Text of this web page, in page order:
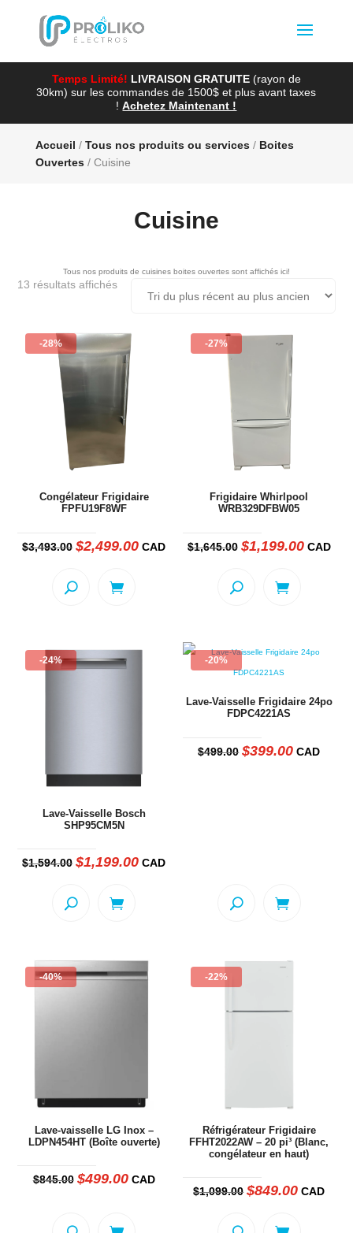
Temps Limité! LIVRAISON GRATUITE (rayon de
30km) sur les commandes de 1500$ et plus avant taxes
!Achetez Maintenant !
Accueil / Tous nos produits ou services/ Boites
Ouvertes/ Cuisine
Cuisine
Tous nos produits de cuisines boites ouvertes sont affichés ici!
13 résultats affichésTrié
au
plus
ancien
-28%
Congélateur Frigidaire
FPFU19F8WF
$3,493.00 Le
prix
$3,493.00.
$2,499.00Le
prix
CAD
-27%
Frigidaire Whirlpool
WRB329DFBW05
$1,645.00 Le
prix
$1,645.00.
$1,199.00Le
prix
CAD
-24%
Lave-Vaisselle Bosch
SHP95CM5N
$1,594.00 Le
prix
$1,594.00.
$1,199.00Le
prix
CAD
-20%
Lave-Vaisselle Frigidaire 24po
FDPC4221AS
$499.00 Le
prix
$399.00Le
prix
CAD
-40%
Lave-vaisselle LG Inox –
LDPN454HT (Boîte ouverte)
$845.00 Le
prix
$499.00Le
prix
CAD
-22%
Réfrigérateur Frigidaire
FFHT2022AW – 20 pi³ (Blanc,
congélateur en haut)
$1,099.00 Le
prix
$1,099.00.
$849.00Le
prix
CAD